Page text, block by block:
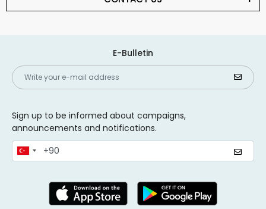
E-Bulletin
Sign up to be informed about campaigns,
announcements and notifications.